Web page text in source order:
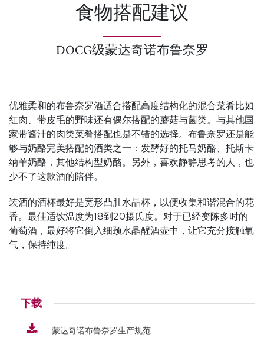
食物搭配建议
DOCG级蒙达奇诺布鲁奈罗
优雅柔和的布鲁奈罗酒适合搭配高度结构化的混合菜肴比如
红肉、带皮毛的野味还有偶尔搭配的蘑菇与菌类。与其他国
家带酱汁的肉类菜肴搭配也是不错的选择。布鲁奈罗还是能
够与奶酪完美搭配的酒类之一：发酵好的托马奶酪、托斯卡
纳羊奶酪，其他结构型奶酪。另外，喜欢静静思考的人，也
少不了这款酒的陪伴。
装酒的酒杯最好是宽形凸肚水晶杯，以便收集和谐混合的花
香。最佳适饮温度为18到20摄氏度。对于已经变陈多时的
葡萄酒，最好将它倒入细颈水晶醒酒壶中，让它充分接触氧
气，保持纯度。
下载
蒙达奇诺布鲁奈罗生产规范